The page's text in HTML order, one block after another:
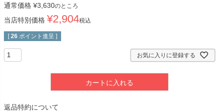
通常価格 ¥3,630のところ
当店特別価格 ¥2,904税込
[ 26 ポイント進呈 ]
お気に入りに登録する
カートに入れる
返品特約について